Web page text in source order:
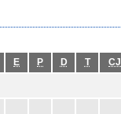
E P D T CJ